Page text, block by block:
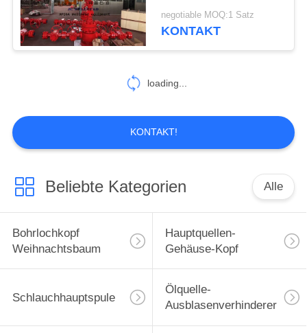
Gut Testgerät
43
Erdölbohrungs-
Anlagen-
Komponenten
19
negotiable MOQ:1 Satz
KONTAKT
loading...
KONTAKT!
Beliebte Kategorien Alle
Bohrlochkopf
Weihnachtsbaum
Hauptquellen-
Gehäuse-Kopf
Schlauchhauptspule
Ölquelle-
Ausblasenverhinderer